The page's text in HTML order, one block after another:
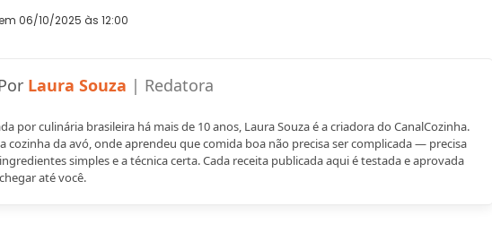
06/10/2025 às 12:00
Laura Souza
por culinária brasileira há mais de 10 anos, Laura Souza é a criadora do CanalCozinha.
cozinha da avó, onde aprendeu que comida boa não precisa ser complicada — precisa
simples e a técnica certa. Cada receita publicada aqui é testada e aprovada
até você.